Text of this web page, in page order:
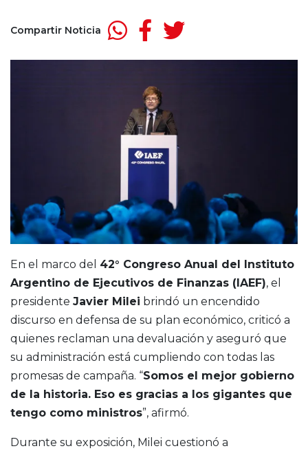
Compartir Noticia
En el marco del 42° Congreso Anual del Instituto
Argentino de Ejecutivos de Finanzas (IAEF), el
presidente Javier Milei brindó un encendido
discurso en defensa de su plan económico, criticó a
quienes reclaman una devaluación y aseguró que
su administración está cumpliendo con todas las
promesas de campaña. “Somos el mejor gobierno
de la historia. Eso es gracias a los gigantes que
tengo como ministros”, afirmó.
Durante su exposición, Milei cuestionó a